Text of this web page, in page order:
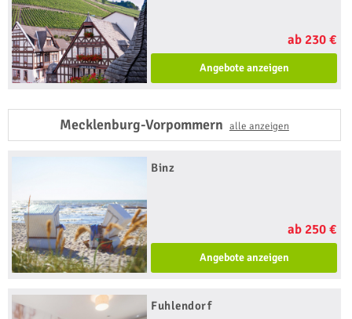
ab 230 €
Angebote anzeigen
Mecklenburg-Vorpommern alle anzeigen
Binz
ab 250 €
Angebote anzeigen
Fuhlendorf